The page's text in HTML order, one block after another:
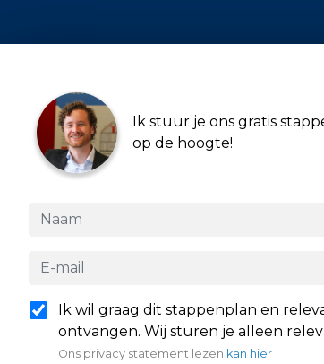
Ik stuur je ons gratis
op de hoogte!
Ik wil graag dit stappenplan en
ontvangen. Wij sturen je alleen
Ons privacy statement lezen kan hier